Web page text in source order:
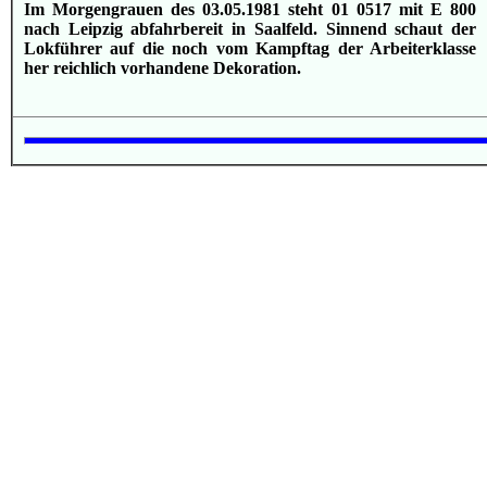
Im Morgengrauen des 03.05.1981 steht 01 0517 mit E 800
nach Leipzig abfahrbereit in Saalfeld. Sinnend schaut der
Lokführer auf die noch vom Kampftag der Arbeiterklasse
her reichlich vorhandene Dekoration.